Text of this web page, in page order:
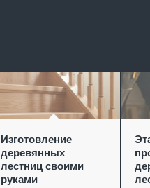
Изготовление
деревянных
лестниц своими
руками